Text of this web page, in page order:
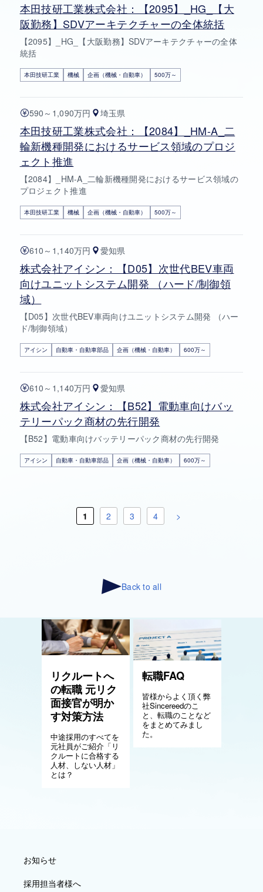
本田技研工業株式会社：【2095】_HG_【大
阪勤務】SDVアーキテクチャーの全体統括
【2095】_HG_【大阪勤務】SDVアーキテクチャーの全体
統括
本田技研工業 機械 企画（機械・自動車） 500万～
590～1,090万円 埼玉県
本田技研工業株式会社：【2084】_HM-A_二
輪新機種開発におけるサービス領域のプロジ
ェクト推進
【2084】_HM-A_二輪新機種開発におけるサービス領域の
プロジェクト推進
本田技研工業 機械 企画（機械・自動車） 500万～
610～1,140万円 愛知県
株式会社アイシン：【D05】次世代BEV車両
向けユニットシステム開発 （ハード/制御領
域）
【D05】次世代BEV車両向けユニットシステム開発 （ハー
ド/制御領域）
アイシン 自動車・自動車部品 企画（機械・自動車） 600万～
610～1,140万円 愛知県
株式会社アイシン：【B52】電動車向けバッ
テリーパック商材の先行開発
【B52】電動車向けバッテリーパック商材の先行開発
アイシン 自動車・自動車部品 企画（機械・自動車） 600万～
1 2 3 4 >
Back to all
リクルートへ
の転職 元リク
面接官が明か
す対策方法
中途採用のすべてを
元社員がご紹介「リ
クルートに合格する
人材、しない人材」
とは？
転職FAQ
皆様からよく頂く弊
社Sincereedのこ
と、転職のことなど
をまとめてみまし
た。
お知らせ
採用担当者様へ